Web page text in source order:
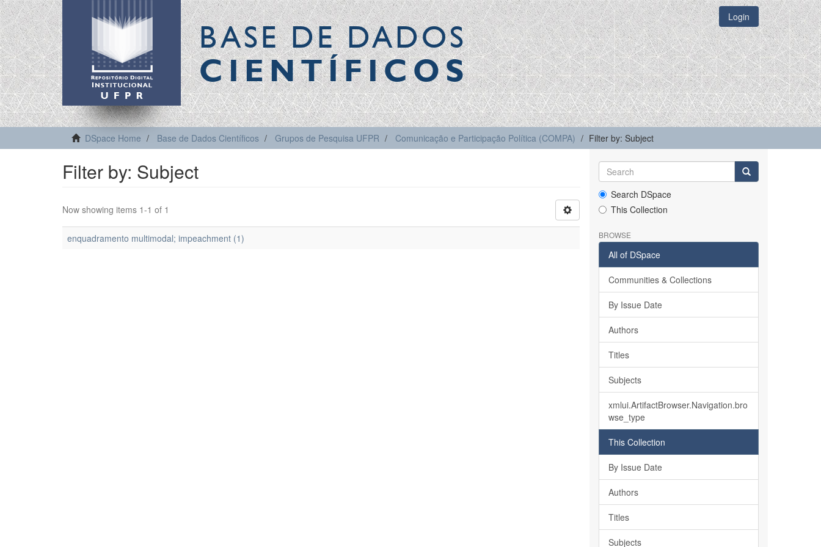
BASE DE DADOS
CIENTÍFICOS
Login
DSpace Home Base de Dados Científicos Grupos de Pesquisa UFPR Comunicação e Participação Política (COMPA) Filter by: Subject
Filter by: Subject
Now showing items 1-1 of 1
enquadramento multimodal; impeachment (1)
Search DSpace
This Collection
BROWSE
All of DSpace
Communities & Collections
By Issue Date
Authors
Titles
Subjects
xmlui.ArtifactBrowser.Navigation.bro
wse_type
This Collection
By Issue Date
Authors
Titles
Subjects